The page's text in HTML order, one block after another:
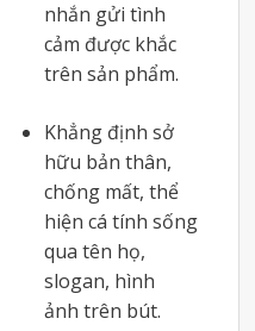
nhắn gửi tình
cảm được khắc
trên sản phẩm.
Khẳng định sở
hữu bản thân,
chống mất, thể
hiện cá tính sống
qua tên họ,
slogan, hình
ảnh trên bút.